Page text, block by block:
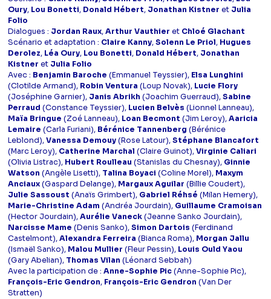
Oury, Lou Bonetti, Donald Hébert, Jonathan Kistner et Julia
Folio
Dialogues : Jordan Raux,Arthur Vauthier et Chloé Glachant
Scénario et adaptation : Claire Kanny,Solenn Le Priol, Hugues
Derolez, Léa Oury, Lou Bonetti, Donald Hébert, Jonathan
Kistner et Julia Folio
Avec : Benjamin Baroche (Emmanuel Teyssier), Elsa Lunghini
(Clotilde Armand), Robin Ventura (Loup Novak), Lucie Flory
(Joséphine Garnier), Janis Abrikh (Joachim Guerraud),Sabine
Perraud (Constance Teyssier), Lucien Belvès (Lionnel Lanneau),
Maïa Bringue (Zoé Lanneau), Loan Becmont (Jim Leroy),Aaricia
Lemaire (Carla Furiani), Bérénice Tannenberg (Bérénice
Leblond),Vanessa Demouy(Rose Latour),Stéphane Blancafort
(Marc Leroy), Catherine Marchal (Claire Guinot),Virginie Caliari
(Olivia Listrac), Hubert Roulleau (Stanislas du Chesnay), Ginnie
Watson (Angèle Lisetti), Talina Boyaci (Coline Morel), Maxym
Anciaux(Gaspard Delange), Margaux Aguilar (Billie Coudert),
Julie Sassoust (Anaïs Grimbert), Gabriel Réhsé (Milan Hemery),
Marie-Christine Adam (Andréa Jourdain), Guillaume Cramoisan
(Hector Jourdain),Aurélie Vaneck(Jeanne Sanko Jourdain),
Narcisse Mame (Denis Sanko),Simon Dartois (Ferdinand
Castelmont),Alexandra Ferreira (Bianca Roma), Morgan Jallu
(Ismaël Sanko), Malou Mullier (Fleur Pessin), Louis Ould Yaou
(Gary Abelian), Thomas Vilan (Léonard Sebbah)
Avec la participation de :Anne-Sophie Pic(Anne-Sophie Pic),
François-Eric Gendron, François-Eric Gendron (Van Der
Stratten)